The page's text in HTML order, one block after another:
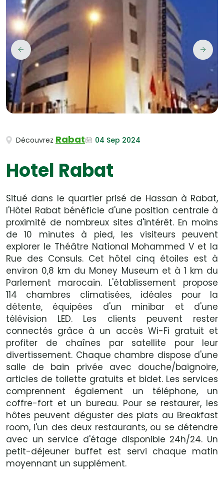
Découvrez Rabat 04 Sep 2024
Hotel Rabat
Situé dans le quartier prisé de Hassan à Rabat,
l'Hôtel Rabat bénéficie d'une position centrale à
proximité de nombreux sites d'intérêt. En moins
de 10 minutes à pied, les visiteurs peuvent
explorer le Théâtre National Mohammed V et la
Rue des Consuls. Cet hôtel cinq étoiles est à
environ 0,8 km du Money Museum et à 1 km du
Parlement marocain. L'établissement propose
114 chambres climatisées, idéales pour la
détente, équipées d'un minibar et d'une
télévision LED. Les clients peuvent rester
connectés grâce à un accès Wi-Fi gratuit et
profiter de chaînes par satellite pour leur
divertissement. Chaque chambre dispose d'une
salle de bain privée avec douche/baignoire,
articles de toilette gratuits et bidet. Les services
comprennent également un téléphone, un
coffre-fort et un bureau. Pour se restaurer, les
hôtes peuvent déguster des plats au Breakfast
room, l'un des deux restaurants, ou se détendre
avec un service d'étage disponible 24h/24. Un
petit-déjeuner buffet est servi chaque matin
moyennant un supplément.